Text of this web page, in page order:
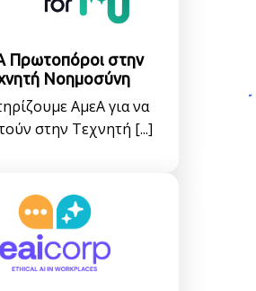
Πρωτοπόροι στην
Νοημοσύνη
ΑμεΑ για να
στην Τεχνητή [...]